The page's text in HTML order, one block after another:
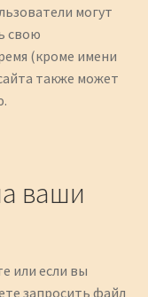
могут
свою
(кроме имени
также может
ваши
или если вы
запросить файл